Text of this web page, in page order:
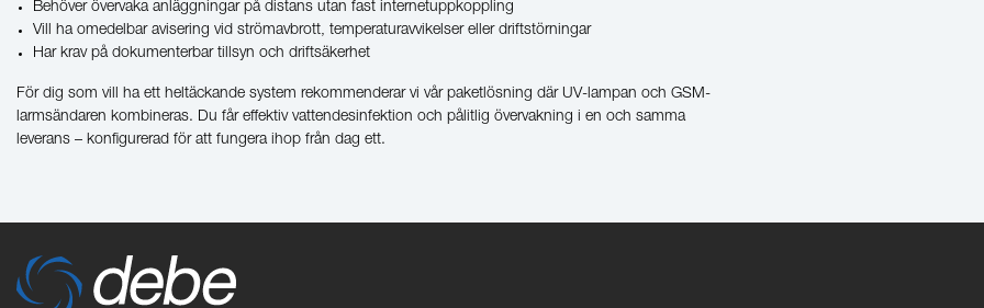
Behöver övervaka anläggningar på distans utan fast internetuppkoppling
Vill ha omedelbar avisering vid strömavbrott, temperaturavvikelser eller driftstörningar
Har krav på dokumenterbar tillsyn och driftsäkerhet
För dig som vill ha ett heltäckande system rekommenderar vi vår paketlösning där UV-lampan och GSM-
larmsändaren kombineras. Du får effektiv vattendesinfektion och pålitlig övervakning i en och samma
leverans – konfigurerad för att fungera ihop från dag ett.